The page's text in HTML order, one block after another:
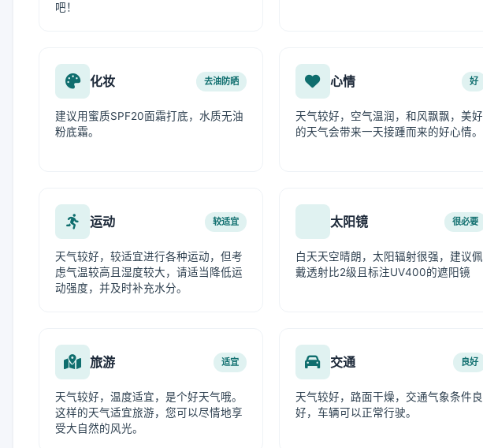
吧！
化妆 去油防晒
建议用蜜质SPF20面霜打底，水质无油
粉底霜。
心情 好
天气较好，空气温润，和风飘飘，美好
的天气会带来一天接踵而来的好心情。
运动 较适宜
天气较好，较适宜进行各种运动，但考
虑气温较高且湿度较大，请适当降低运
动强度，并及时补充水分。
太阳镜 很必要
白天天空晴朗，太阳辐射很强，建议佩
戴透射比2级且标注UV400的遮阳镜
旅游 适宜
天气较好，温度适宜，是个好天气哦。
这样的天气适宜旅游，您可以尽情地享
受大自然的风光。
交通 良好
天气较好，路面干燥，交通气象条件良
好，车辆可以正常行驶。